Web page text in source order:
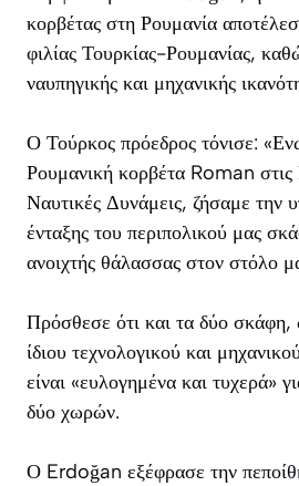
κορβέτας στη Ρουμανία
φιλίας Τουρκίας-Ρουμανίας,
ναυπηγικής και μηχανικής
Ο Τούρκος πρόεδρος τόνισε:
Ρουμανική κορβέτα Roman στις
Ναυτικές Δυνάμεις, ζήσαμε την
ένταξης του περιπολικού μας
ανοιχτής θάλασσας στον στόλο
Πρόσθεσε ότι και τα δύο σκάφη,
ίδιου τεχνολογικού και
είναι «ευλογημένα και τυχερά»
δύο χωρών.
Ο Erdoğan εξέφρασε την